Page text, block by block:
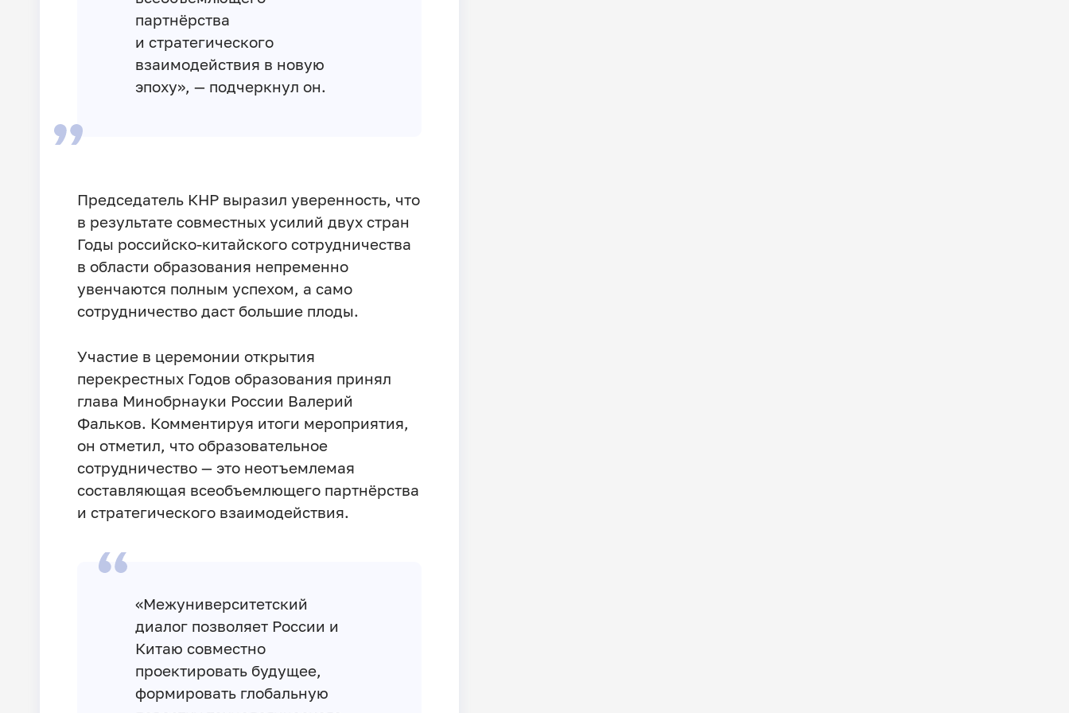
партнёрства
и стратегического
взаимодействия в новую
эпоху», — подчеркнул он.
Председатель КНР выразил уверенность, что
в результате совместных усилий двух стран
Годы российско-китайского сотрудничества
в области образования непременно
увенчаются полным успехом, а само
сотрудничество даст большие плоды.
Участие в церемонии открытия
перекрестных Годов образования принял
глава Минобрнауки России Валерий
Фальков. Комментируя итоги мероприятия,
он отметил, что образовательное
сотрудничество — это неотъемлемая
составляющая всеобъемлющего партнёрства
и стратегического взаимодействия.
«Межуниверситетский
диалог позволяет России и
Китаю совместно
проектировать будущее,
формировать глобальную